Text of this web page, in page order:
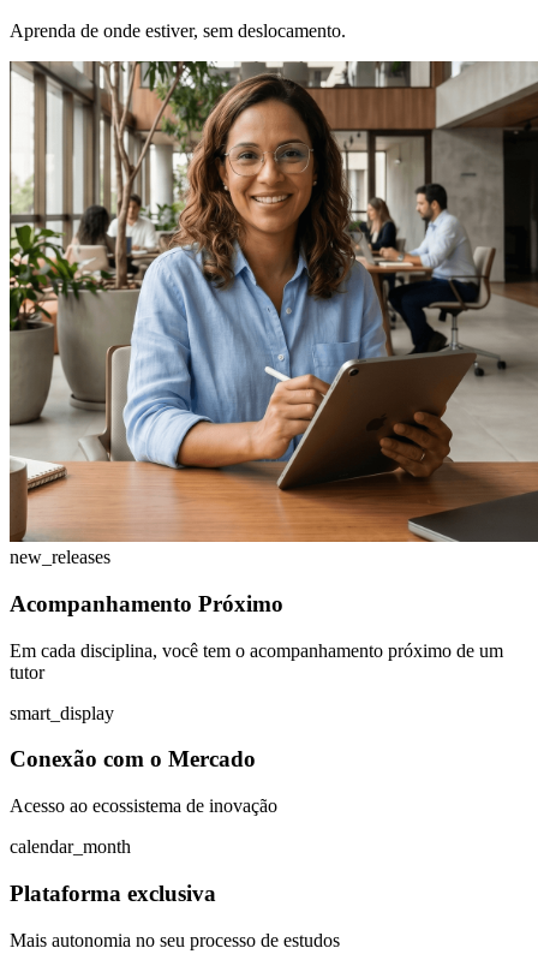
Aprenda de onde estiver, sem deslocamento.
new_releases
Acompanhamento Próximo
Em cada disciplina, você tem o acompanhamento próximo de um
tutor
smart_display
Conexão com o Mercado
Acesso ao ecossistema de inovação
calendar_month
Plataforma exclusiva
Mais autonomia no seu processo de estudos